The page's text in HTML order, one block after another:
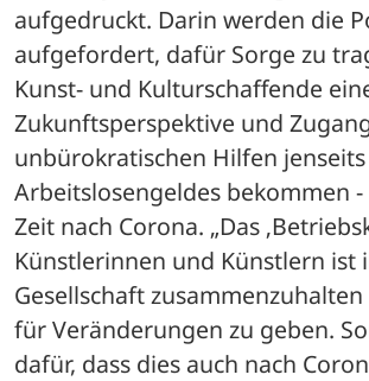
aufgedruckt. Darin werden die
aufgefordert, dafür Sorge zu
Kunst- und Kulturschaffende
Zukunftsperspektive und
unbürokratischen Hilfen
Arbeitslosengeldes bekommen
Zeit nach Corona. „Das
Künstlerinnen und Künstlern ist
Gesellschaft
für Veränderungen zu geben.
dafür, dass dies auch nach